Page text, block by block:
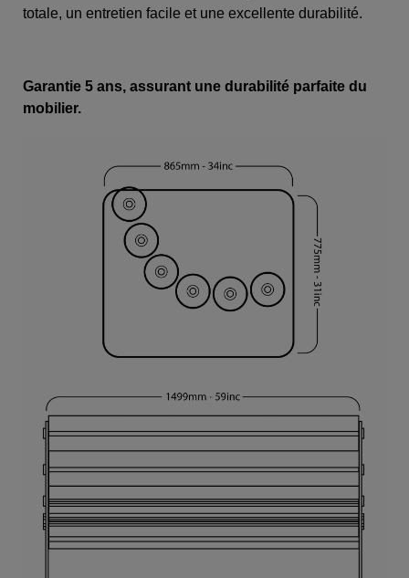
totale, un entretien facile et une excellente durabilité.
Garantie 5 ans, assurant une durabilité parfaite du
mobilier.